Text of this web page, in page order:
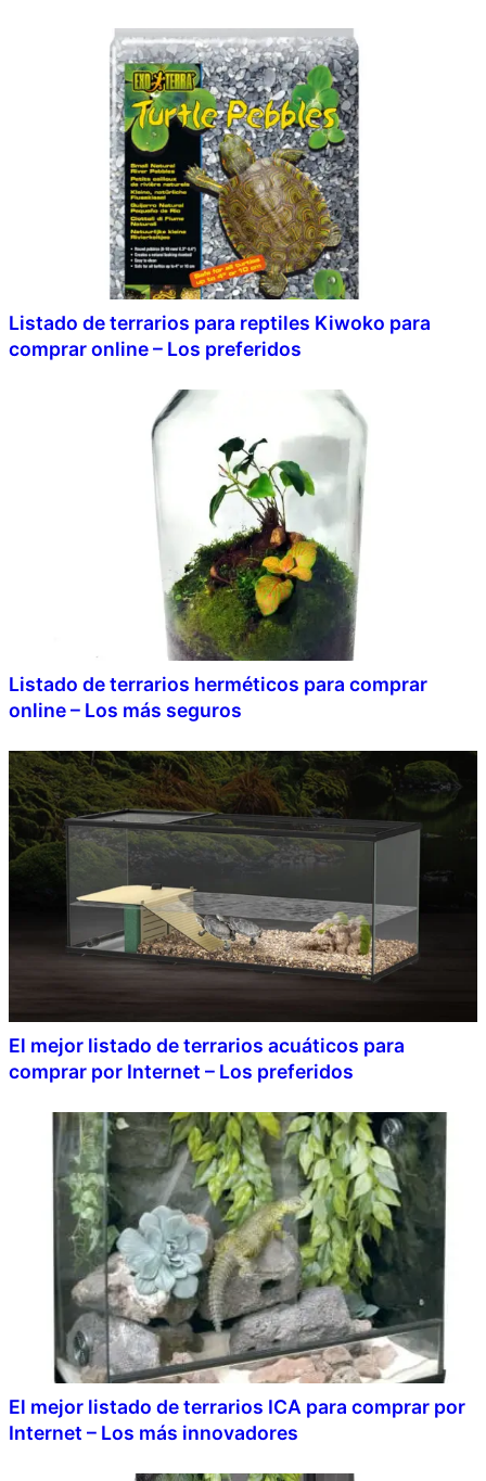
Listado de terrarios para reptiles Kiwoko para
comprar online – Los preferidos
Listado de terrarios herméticos para comprar
online – Los más seguros
El mejor listado de terrarios acuáticos para
comprar por Internet – Los preferidos
El mejor listado de terrarios ICA para comprar por
Internet – Los más innovadores